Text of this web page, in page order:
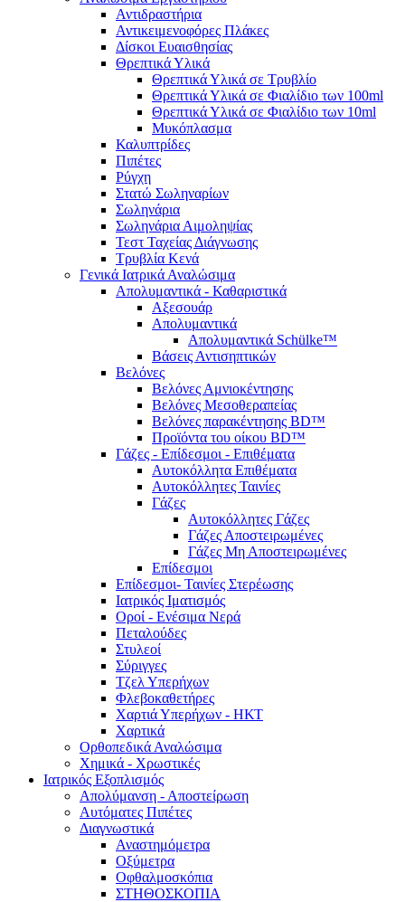
Αντιδραστήρια
Αντικειμενοφόρες Πλάκες
Δίσκοι Ευαισθησίας
Θρεπτικά Υλικά
Θρεπτικά Υλικά σε Τρυβλίο
Θρεπτικά Υλικά σε Φιαλίδιο των 100ml
Θρεπτικά Υλικά σε Φιαλίδιο των 10ml
Μυκόπλασμα
Καλυπτρίδες
Πιπέτες
Ρύγχη
Στατώ Σωληναρίων
Σωληνάρια
Σωληνάρια Αιμοληψίας
Τεστ Ταχείας Διάγνωσης
Τρυβλία Κενά
Γενικά Ιατρικά Αναλώσιμα
Απολυμαντικά - Καθαριστικά
Αξεσουάρ
Απολυμαντικά
Απολυμαντικά Schülke™
Βάσεις Αντισηπτικών
Βελόνες
Βελόνες Αμνιοκέντησης
Βελόνες Μεσοθεραπείας
Βελόνες παρακέντησης BD™
Προϊόντα του οίκου BD™
Γάζες - Επίδεσμοι - Επιθέματα
Αυτοκόλλητα Επιθέματα
Αυτοκόλλητες Ταινίες
Γάζες
Αυτοκόλλητες Γάζες
Γάζες Αποστειρωμένες
Γάζες Μη Αποστειρωμένες
Επίδεσμοι
Επίδεσμοι- Ταινίες Στερέωσης
Ιατρικός Ιματισμός
Οροί - Ενέσιμα Νερά
Πεταλούδες
Στυλεοί
Σύριγγες
Τζελ Υπερήχων
Φλεβοκαθετήρες
Χαρτιά Υπερήχων - ΗΚΤ
Χαρτικά
Ορθοπεδικά Αναλώσιμα
Χημικά - Χρωστικές
Ιατρικός Εξοπλισμός
Απολύμανση - Αποστείρωση
Αυτόματες Πιπέτες
Διαγνωστικά
Αναστημόμετρα
Οξύμετρα
Οφθαλμοσκόπια
ΣΤΗΘΟΣΚΟΠΙΑ